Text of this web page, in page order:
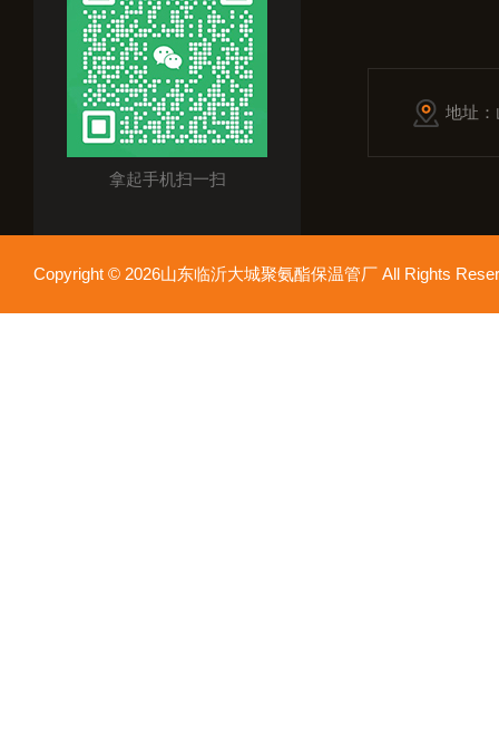
拿起手机扫一扫
地址
Copyright © 2026山东临沂大城聚氨酯保温管厂 All Rights